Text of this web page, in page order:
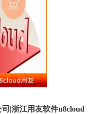
|浙江用友软件u8cloud